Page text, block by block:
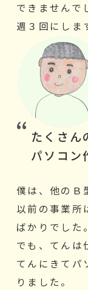
できませんで
週３回にしま
たくさん
パソコン
僕は、他のＢ
以前の事業所
ばかりでした。
でも、てんは
てんにきてパ
りました。